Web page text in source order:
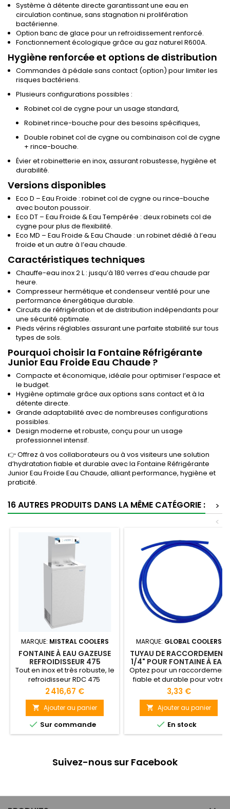
Système à détente directe garantissant une eau en
circulation continue, sans stagnation ni prolifération
bactérienne.
Option banc de glace pour un refroidissement renforcé.
Fonctionnement écologique grâce au gaz naturel R600A.
Hygiène renforcée et options de distribution
Commandes à pédale sans contact (option) pour limiter les
risques bactériens.
Plusieurs configurations possibles :
Robinet col de cygne pour un usage standard,
Robinet rince-bouche pour des besoins spécifiques,
Double robinet col de cygne ou combinaison col de cygne
+ rince-bouche.
Évier et robinetterie en inox, assurant robustesse, hygiène et
durabilité.
Versions disponibles
Eco D – Eau Froide : robinet col de cygne ou rince-bouche
avec bouton poussoir.
Eco DT – Eau Froide & Eau Tempérée : deux robinets col de
cygne pour plus de flexibilité.
Eco MD – Eau Froide & Eau Chaude : un robinet dédié à l’eau
froide et un autre à l’eau chaude.
Caractéristiques techniques
Chauffe-eau inox 2 L : jusqu’à 180 verres d’eau chaude par
heure.
Compresseur hermétique et condenseur ventilé pour une
performance énergétique durable.
Circuits de réfrigération et de distribution indépendants pour
une sécurité optimale.
Pieds vérins réglables assurant une parfaite stabilité sur tous
types de sols.
Pourquoi choisir la Fontaine Réfrigérante
Junior Eau Froide Eau Chaude ?
Compacte et économique, idéale pour optimiser l’espace et
le budget.
Hygiène optimale grâce aux options sans contact et à la
détente directe.
Grande adaptabilité avec de nombreuses configurations
possibles.
Design moderne et robuste, conçu pour un usage
professionnel intensif.
👉 Offrez à vos collaborateurs ou à vos visiteurs une solution
d’hydratation fiable et durable avec la Fontaine Réfrigérante
Junior Eau Froide Eau Chaude, alliant performance, hygiène et
praticité.
16 AUTRES PRODUITS DANS LA MÊME CATÉGORIE :
>
<
MARQUE: MISTRAL COOLERS
FONTAINE À EAU GAZEUSE
REFROIDISSEUR 475
Tout en inox et très robuste, le
refroidisseur RDC 475
permet une optimisation
maximale d’eau fraîche dans
les cantines ou les
réfectoires à forte rotation.
2 416,67 €
 Ajouter au panier
 Sur commande
MARQUE: GLOBAL COOLERS
TUYAU DE RACCORDEMENT
1/4" POUR FONTAINE À EAU
Optez pour un raccordement
fiable et durable pour votre
fontaine à eau grâce à notre
tuyau 1/4" haute qualité,
simple à installer et
performant.
3,33 €
 Ajouter au panier
 En stock
Suivez-nous sur Facebook